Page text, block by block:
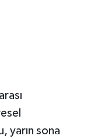
yarın sona